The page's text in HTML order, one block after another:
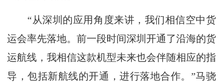
“从深圳的应用角度来讲，我们相信空中货
运会率先落地。前一段时间深圳开通了沿海的货
运航线，我相信这款机型未来也会伴随相应的指
导，包括新航线的开通，进行落地合作。”马骁